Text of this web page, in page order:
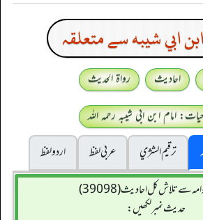
ابي شيبه سے متعلقہ
احادیث
رواۃ الحدیث
امام ابن ابی شیبہ رحمہ اللہ
ترقيم الشژي عربی لفظ
اردو لفظ
سے تلاش کل احادیث (39098)
حدیث نمبر لکھیں: